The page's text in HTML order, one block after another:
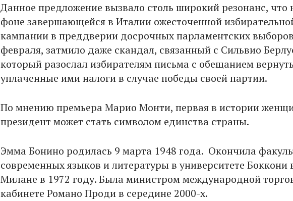
Данное предложение вызвало столь широкий резонанс, что
фоне завершающейся в Италии ожесточенной
кампании в преддверии досрочных парламентских
февраля, затмило даже скандал, связанный с Сильвио
который разослал избирателям письма с обещанием
уплаченные ими налоги в случае победы своей партии.
По мнению премьера Марио Монти, первая в истории
президент может стать символом единства страны.
Эмма Бонино родилась 9 марта 1948 года. Окончила
современных языков и литературы в университете Боккони
Милане в 1972 году. Была министром международной
кабинете Романо Проди в середине 2000-х.